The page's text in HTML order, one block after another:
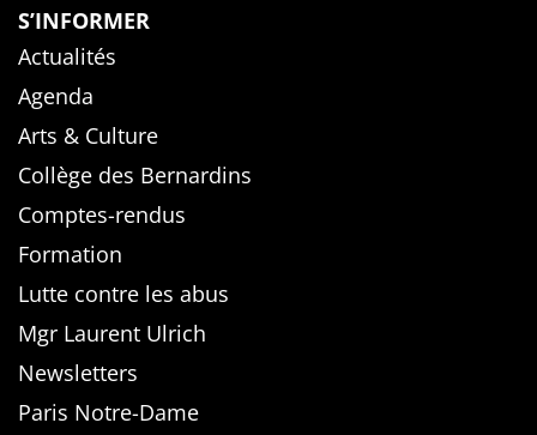
S’INFORMER
Actualités
Agenda
Arts & Culture
Collège des Bernardins
Comptes-rendus
Formation
Lutte contre les abus
Mgr Laurent Ulrich
Newsletters
Paris Notre-Dame